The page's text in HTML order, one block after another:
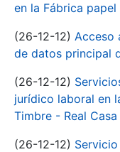
en la Fábrica
(26-12-12) Acceso
de datos principal
(26-12-12)
jurídico laboral en
Timbre - Real
(26-12-12)